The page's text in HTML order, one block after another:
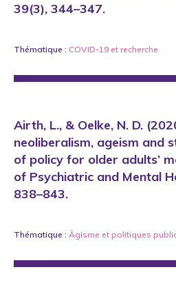
39(3), 344–347.
Thématique : COVID-19 et recherche
Airth, L., & Oelke, N. D.
neoliberalism, ageism and
of policy for older adults’
of Psychiatric and Mental
838–843.
Thématique : Âgisme et politiques